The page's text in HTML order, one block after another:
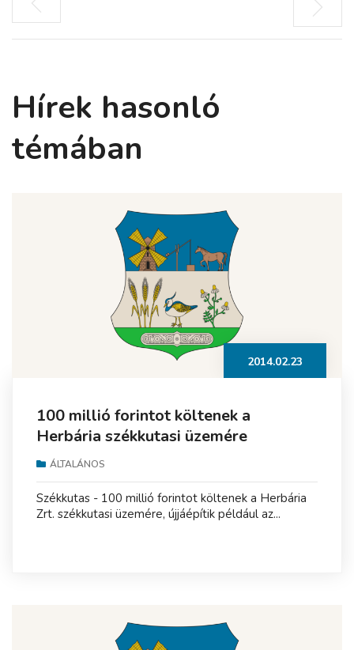
Hírek hasonló
témában
2014.02.23
100 millió forintot költenek a
Herbária székkutasi üzemére
ÁLTALÁNOS
Székkutas - 100 millió forintot költenek a Herbária
Zrt. székkutasi üzemére, újjáépítik például az...